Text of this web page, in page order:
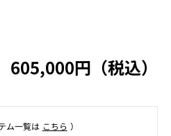
605,000円（税込）
ム⼀覧は こちら ）